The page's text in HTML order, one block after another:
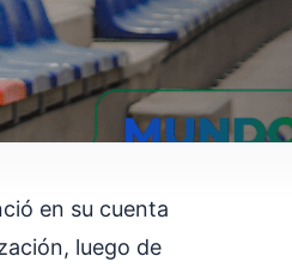
en su cuenta
luego de